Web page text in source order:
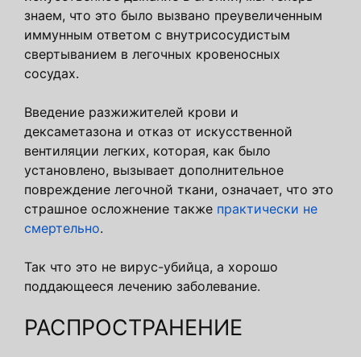
знаем, что это было вызвано преувеличенным
иммунным ответом с внутрисосудистым
свертыванием в легочных кровеносных
сосудах.
Введение разжижителей крови и
дексаметазона и отказ от искусственной
вентиляции легких, которая, как было
установлено, вызывает дополнительное
повреждение легочной ткани, означает, что это
страшное осложнение также практически не
смертельно.
Так что это не вирус-убийца, а хорошо
поддающееся лечению заболевание.
РАСПРОСТРАНЕНИЕ